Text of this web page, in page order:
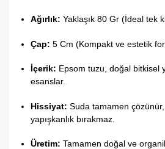
Ağırlık: Yaklaşık 80 Gr (İdeal tek
Çap: 5 Cm (Kompakt ve estetik
İçerik: Epsom tuzu, doğal bitkisel
esanslar.
Hissiyat: Suda tamamen çözünür,
yapışkanlık bırakmaz.
Üretim: Tamamen doğal ve